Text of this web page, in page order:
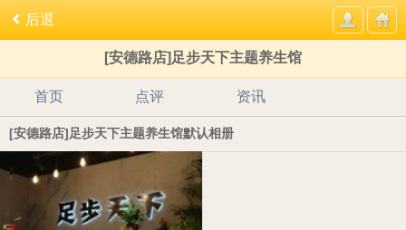
后退
[安德路店]足步天下主题养生馆
首页 点评 资讯
[安德路店]足步天下主题养生馆默认相册